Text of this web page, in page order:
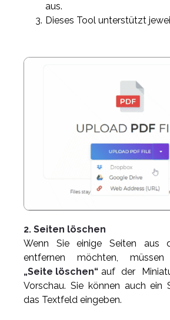
aus.
Dieses Tool unterstützt
2. Seiten löschen
Wenn Sie einige Seiten aus
entfernen möchten,
„Seite löschen“ auf der
Vorschau. Sie können auch ein
das Textfeld eingeben.